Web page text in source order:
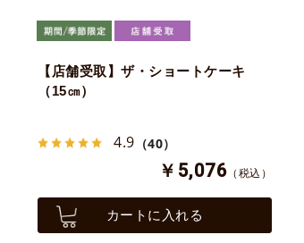
【店舗受取】ザ・ショートケーキ
（15㎝）
4.9 （40）
￥5,076 （税込）
カートに入れる